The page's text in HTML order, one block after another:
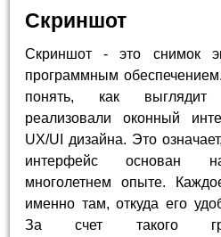
Скриншот
Скриншот - это снимок
программным
понять, как
реализовали оконный
UX/UI дизайна. Это
интерфейс основан на
многолетнем опыте.
именно там, откуда его
За счет такого